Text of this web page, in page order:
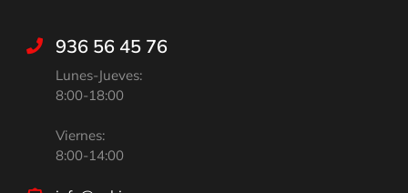
936 56 45 76
Lunes-Jueves:
8:00-18:00
Viernes:
8:00-14:00